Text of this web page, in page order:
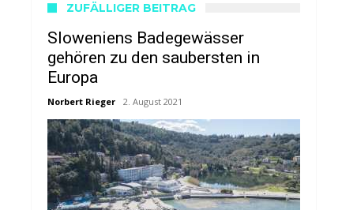
ZUFÄLLIGER BEITRAG
Sloweniens Badegewässer
gehören zu den saubersten in
Europa
Norbert Rieger 2. August 2021